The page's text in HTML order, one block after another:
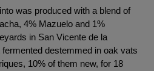
was produced with a blend of
4% Mazuelo and 1%
in San Vicente de la
destemmed in oak vats
10% of them new, for 18